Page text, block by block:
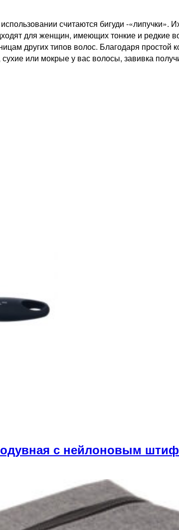
считаются бигуди -«липучки».
для женщин, имеющих тонкие и редкие
других типов волос. Благодаря простой
или мокрые у вас волосы, завивка
с нейлоновым